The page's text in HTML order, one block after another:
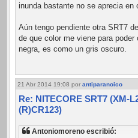
inunda bastante no se aprecia en
Aún tengo pendiente otra SRT7
de que color me viene para
negra, es como un gris oscuro.
21 Abr 2014 19:08 por antiparanoico
Re: NITECORE SRT7 (XM-
(R)CR123)
Antoniomoreno escribió: